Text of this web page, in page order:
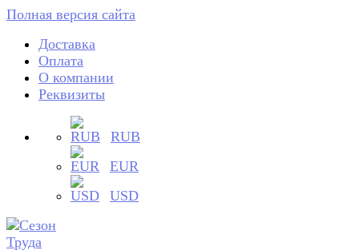
Полная версия сайта
Доставка
Оплата
О компании
Реквизиты
RUB
EUR
USD